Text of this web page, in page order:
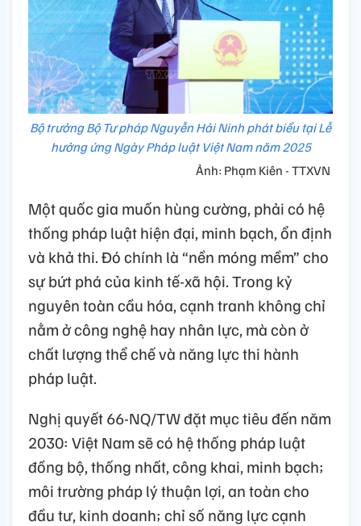
Bộ trưởng Bộ Tư pháp Nguyễn Hải Ninh phát biểu tại Lễ
hưởng ứng Ngày Pháp luật Việt Nam năm 2025
Ảnh: Phạm Kiên - TTXVN
Một quốc gia muốn hùng cường, phải có hệ
thống pháp luật hiện đại, minh bạch, ổn định
và khả thi. Đó chính là “nền móng mềm” cho
sự bứt phá của kinh tế-xã hội. Trong kỷ
nguyên toàn cầu hóa, cạnh tranh không chỉ
nằm ở công nghệ hay nhân lực, mà còn ở
chất lượng thể chế và năng lực thi hành
pháp luật.
Nghị quyết 66-NQ/TW đặt mục tiêu đến năm
2030: Việt Nam sẽ có hệ thống pháp luật
đồng bộ, thống nhất, công khai, minh bạch;
môi trường pháp lý thuận lợi, an toàn cho
đầu tư, kinh doanh; chỉ số năng lực cạnh